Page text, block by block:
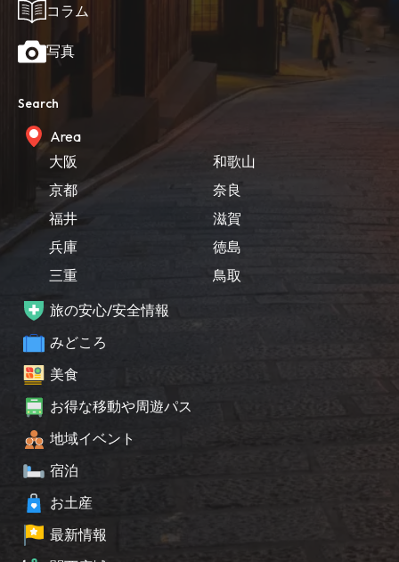
コラム
写真
Search
Area
大阪
京都
福井
兵庫
三重
和歌山
奈良
滋賀
徳島
鳥取
旅の安心/安全情報
みどころ
美食
お得な移動や周遊パス
地域イベント
宿泊
お土産
最新情報